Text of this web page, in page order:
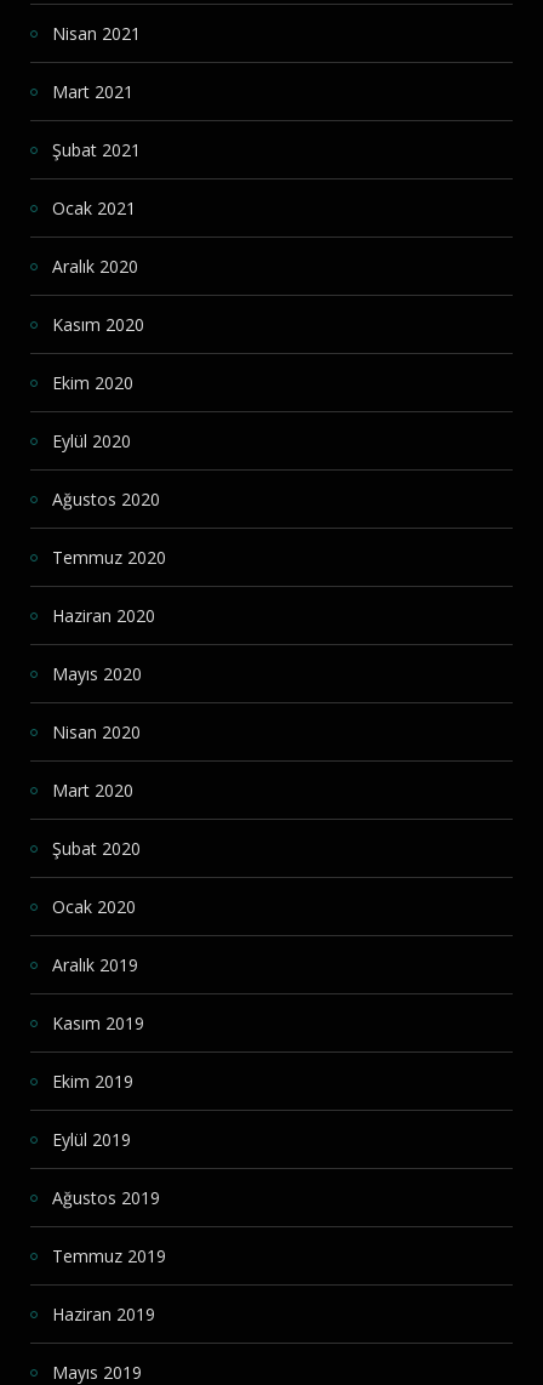
Nisan 2021
Mart 2021
Şubat 2021
Ocak 2021
Aralık 2020
Kasım 2020
Ekim 2020
Eylül 2020
Ağustos 2020
Temmuz 2020
Haziran 2020
Mayıs 2020
Nisan 2020
Mart 2020
Şubat 2020
Ocak 2020
Aralık 2019
Kasım 2019
Ekim 2019
Eylül 2019
Ağustos 2019
Temmuz 2019
Haziran 2019
Mayıs 2019